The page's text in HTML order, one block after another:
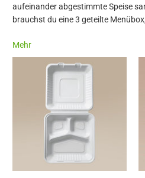
aufeinander abgestimmte Speise
brauchst du eine 3 geteilte
Mehr